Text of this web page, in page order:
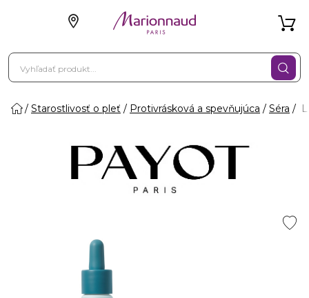
Starostlivosť o pleť Protivrásková a spevňujúca Séra